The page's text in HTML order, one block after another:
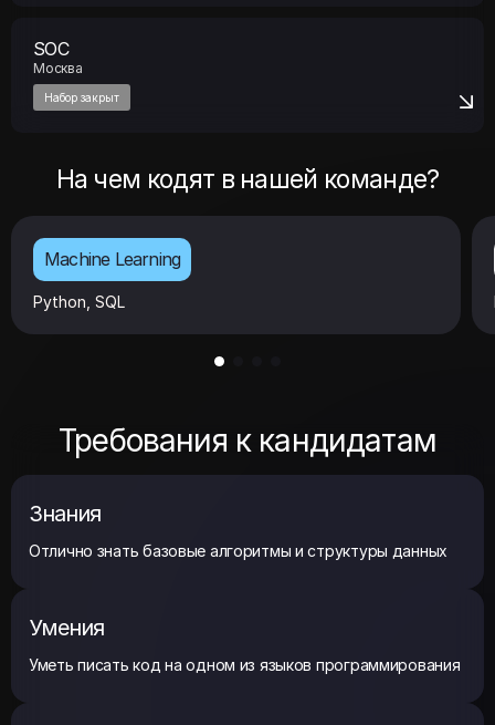
SOC
Москва
Набор закрыт
На чем кодят в нашей команде?
Machine Learning
Python, SQL
Требования к кандидатам
Знания
Отлично знать базовые алгоритмы и структуры данных
Умения
Уметь писать код на одном из языков программирования